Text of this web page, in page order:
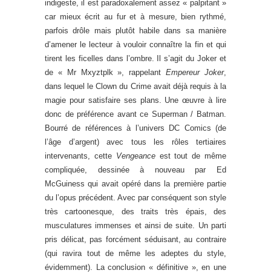
indigeste, il est paradoxalement assez « palpitant »
car mieux écrit au fur et à mesure, bien rythmé,
parfois drôle mais plutôt habile dans sa manière
d’amener le lecteur à vouloir connaître la fin et qui
tirent les ficelles dans l’ombre. Il s’agit du Joker et
de « Mr Mxyztplk », rappelant Empereur Joker,
dans lequel le Clown du Crime avait déjà requis à la
magie pour satisfaire ses plans. Une œuvre à lire
donc de préférence avant ce Superman / Batman.
Bourré de références à l’univers DC Comics (de
l’âge d’argent) avec tous les rôles tertiaires
intervenants, cette Vengeanceest tout de même
compliquée, dessinée à nouveau par Ed
McGuiness qui avait opéré dans la première partie
du l’opus précédent. Avec par conséquent son style
très cartoonesque, des traits très épais, des
musculatures immenses et ainsi de suite. Un parti
pris délicat, pas forcément séduisant, au contraire
(qui ravira tout de même les adeptes du style,
évidemment). La conclusion « définitive », en une